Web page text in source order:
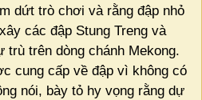
dứt trò chơi và rằng đập nhỏ
các đập Stung Treng và
trên dòng chánh Mekong.
cung cấp về đập vì không có
nói, bày tỏ hy vọng rằng dự